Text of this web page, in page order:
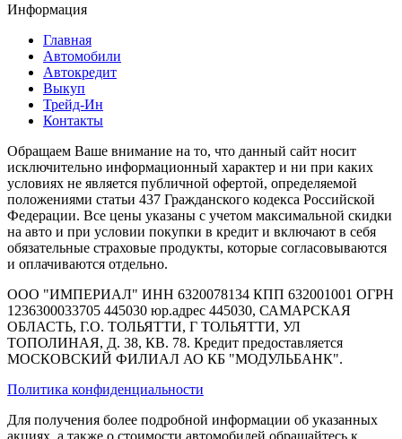
Информация
Главная
Автомобили
Автокредит
Выкуп
Трейд-Ин
Контакты
Обращаем Ваше внимание на то, что данный сайт носит
исключительно информационный характер и ни при каких
условиях не является публичной офертой, определяемой
положениями статьи 437 Гражданского кодекса Российской
Федерации. Все цены указаны с учетом максимальной скидки
на авто и при условии покупки в кредит и включают в себя
обязательные страховые продукты, которые согласовываются
и оплачиваются отдельно.
ООО "ИМПЕРИАЛ" ИНН 6320078134 КПП 632001001 ОГРН
1236300033705 445030 юр.адрес 445030, САМАРСКАЯ
ОБЛАСТЬ, Г.О. ТОЛЬЯТТИ, Г ТОЛЬЯТТИ, УЛ
ТОПОЛИНАЯ, Д. 38, КВ. 78. Кредит предоставляется
МОСКОВСКИЙ ФИЛИАЛ АО КБ "МОДУЛЬБАНК".
Политика конфиденциальности
Для получения более подробной информации об указанных
акциях, а также о стоимости автомобилей обращайтесь к